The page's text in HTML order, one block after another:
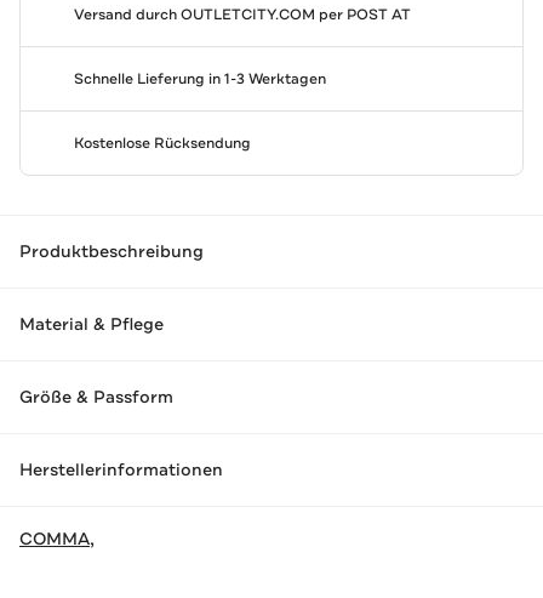
Versand durchOUTLETCITY.COM per POST AT
Schnelle Lieferung in 1-3 Werktagen
Kostenlose Rücksendung
Produktbeschreibung
Material & Pflege
Größe & Passform
Herstellerinformationen
COMMA,